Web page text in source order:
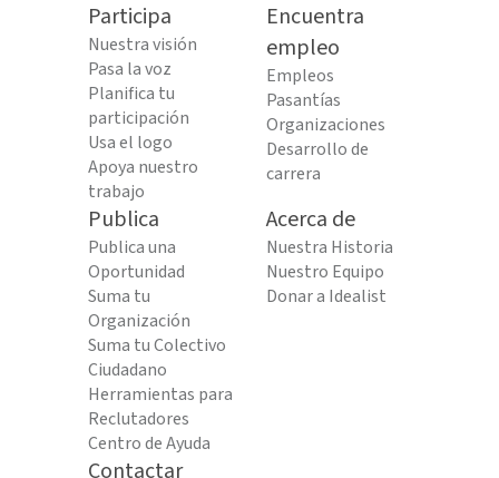
Participa
Nuestra visión
Pasa la voz
Planifica tu
participación
Usa el logo
Apoya nuestro
trabajo
Encuentra
empleo
Empleos
Pasantías
Organizaciones
Desarrollo de
carrera
Publica
Publica una
Oportunidad
Suma tu
Organización
Suma tu Colectivo
Ciudadano
Herramientas para
Reclutadores
Centro de Ayuda
Acerca de
Nuestra Historia
Nuestro Equipo
Donar a Idealist
Contactar